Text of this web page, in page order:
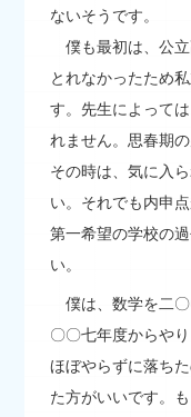
ないそうです。
僕も最初は、公立
とれなかったため
す。先生によって
れません。思春期
その時は、気に入
い。それでも内申
第一希望の学校の
い。
僕は、数学を二〇
〇〇七年度からや
ほぼやらずに落ち
た方がいいです。